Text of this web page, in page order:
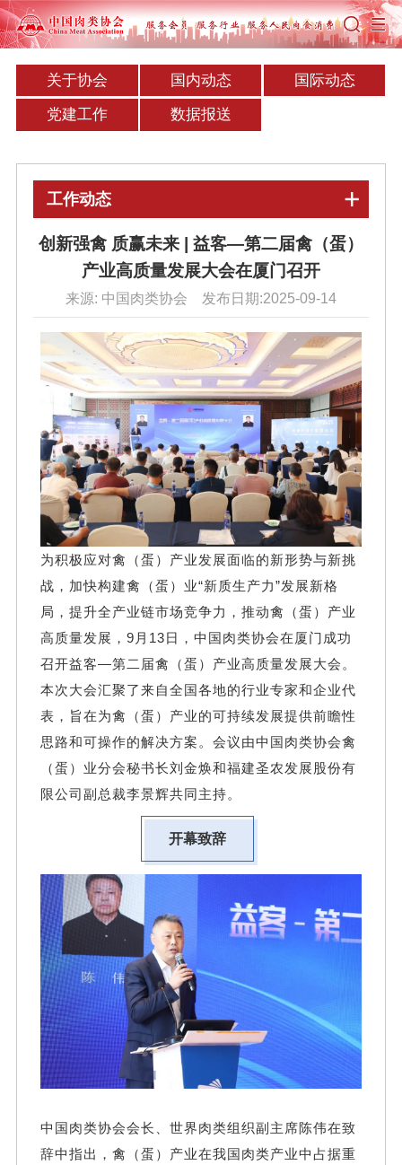
关于协会 国内动态 国际动态
党建工作 数据报送
工作动态
创新强禽 质赢未来 | 益客—第二届禽（蛋）
产业高质量发展大会在厦门召开
来源: 中国肉类协会 发布日期:2025-09-14
为积极应对禽（蛋）产业发展面临的新形势与新挑
战，加快构建禽（蛋）业“新质生产力”发展新格
局，提升全产业链市场竞争力，推动禽（蛋）产业
高质量发展，9月13日，中国肉类协会在厦门成功
召开益客—第二届禽（蛋）产业高质量发展大会。
本次大会汇聚了来自全国各地的行业专家和企业代
表，旨在为禽（蛋）产业的可持续发展提供前瞻性
思路和可操作的解决方案。会议由中国肉类协会禽
（蛋）业分会秘书长刘金焕和福建圣农发展股份有
限公司副总裁李景辉共同主持。
开幕致辞
中国肉类协会会长、世界肉类组织副主席陈伟在致
辞中指出，禽（蛋）产业在我国肉类产业中占据重